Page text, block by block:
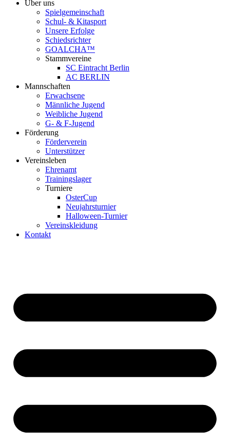
Über uns
Spielgemeinschaft
Schul- & Kitasport
Unsere Erfolge
Schiedsrichter
GOALCHA™
Stammvereine
SC Eintracht Berlin
AC BERLIN
Mannschaften
Erwachsene
Männliche Jugend
Weibliche Jugend
G- & F‑Jugend
Förderung
Förderverein
Unterstützer
Vereinsleben
Ehrenamt
Trainingslager
Turniere
OsterCup
Neujahrsturnier
Halloween-Turnier
Vereinskleidung
Kontakt